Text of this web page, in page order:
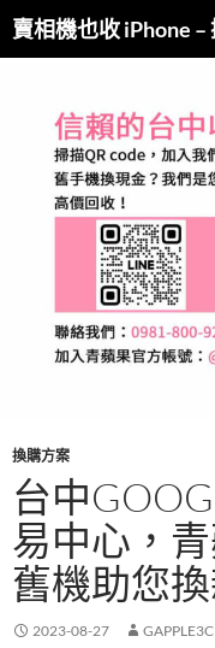
跳
至
搜
尋
換購方案
台中
易中心，
舊機助您換
2023-08-27 GAPPLE3C